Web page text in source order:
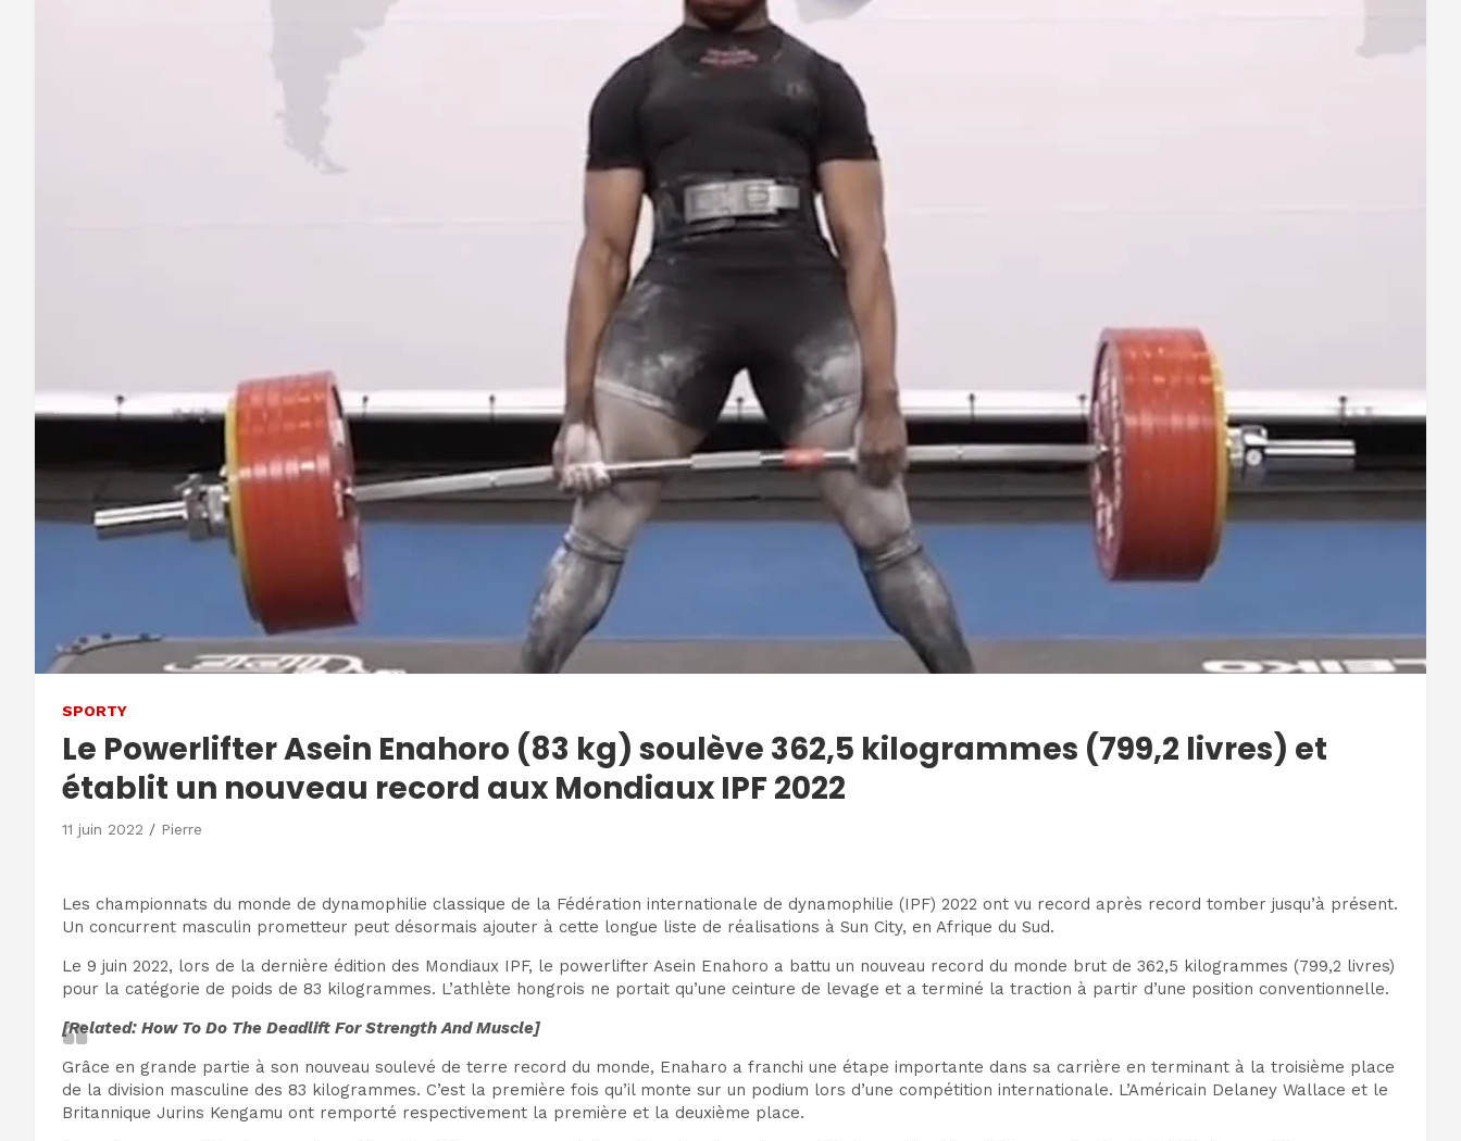
SPORTY
Le Powerlifter Asein Enahoro (83 kg) soulève 362,5 kilogrammes (799,2 livres) et
établit un nouveau record aux Mondiaux IPF 2022
11 juin 2022 Pierre
Les championnats du monde de dynamophilie classique de la Fédération internationale de dynamophilie (IPF) 2022 ont vu record après record tomber jusqu’à présent.
Un concurrent masculin prometteur peut désormais ajouter à cette longue liste de réalisations à Sun City, en Afrique du Sud.
Le 9 juin 2022, lors de la dernière édition des Mondiaux IPF, le powerlifter Asein Enahoro a battu un nouveau record du monde brut de 362,5 kilogrammes (799,2 livres)
pour la catégorie de poids de 83 kilogrammes. L’athlète hongrois ne portait qu’une ceinture de levage et a terminé la traction à partir d’une position conventionnelle.
[Related: How To Do The Deadlift For Strength And Muscle]
Grâce en grande partie à son nouveau soulevé de terre record du monde, Enaharo a franchi une étape importante dans sa carrière en terminant à la troisième place
de la division masculine des 83 kilogrammes. C’est la première fois qu’il monte sur un podium lors d’une compétition internationale. L’Américain Delaney Wallace et le
Britannique Jurins Kengamu ont remporté respectivement la première et la deuxième place.